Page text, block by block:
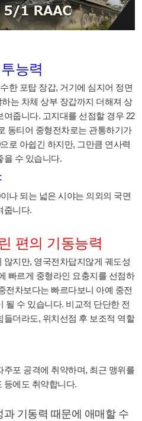
능력
한 포탑 장갑, 거기에 심지어 정면
는 차체 상부 장갑까지 더해져 상
줍니다. 고지대를 선점할 경우 22
동티어 중형전차로는 관통하기가
로 아쉽긴 하지만, 그만큼 연사력
을 수 있습니다.
나 되는 넓은 시야는 의외의 국면
줍니다.
편의 기동능력
지만, 영국전차답지않게 궤도성
빠르게 중형라인 요충지를 선점하
전차보다는 빠르다보니 아예 중전
될 수 있습니다. 비교적 단단한 전
더라도, 위치선점 후 보조적 역할
포 공격에 취약하며, 최근 맹위를
등에도 취약합니다.
기동력 때문에 애매할 수